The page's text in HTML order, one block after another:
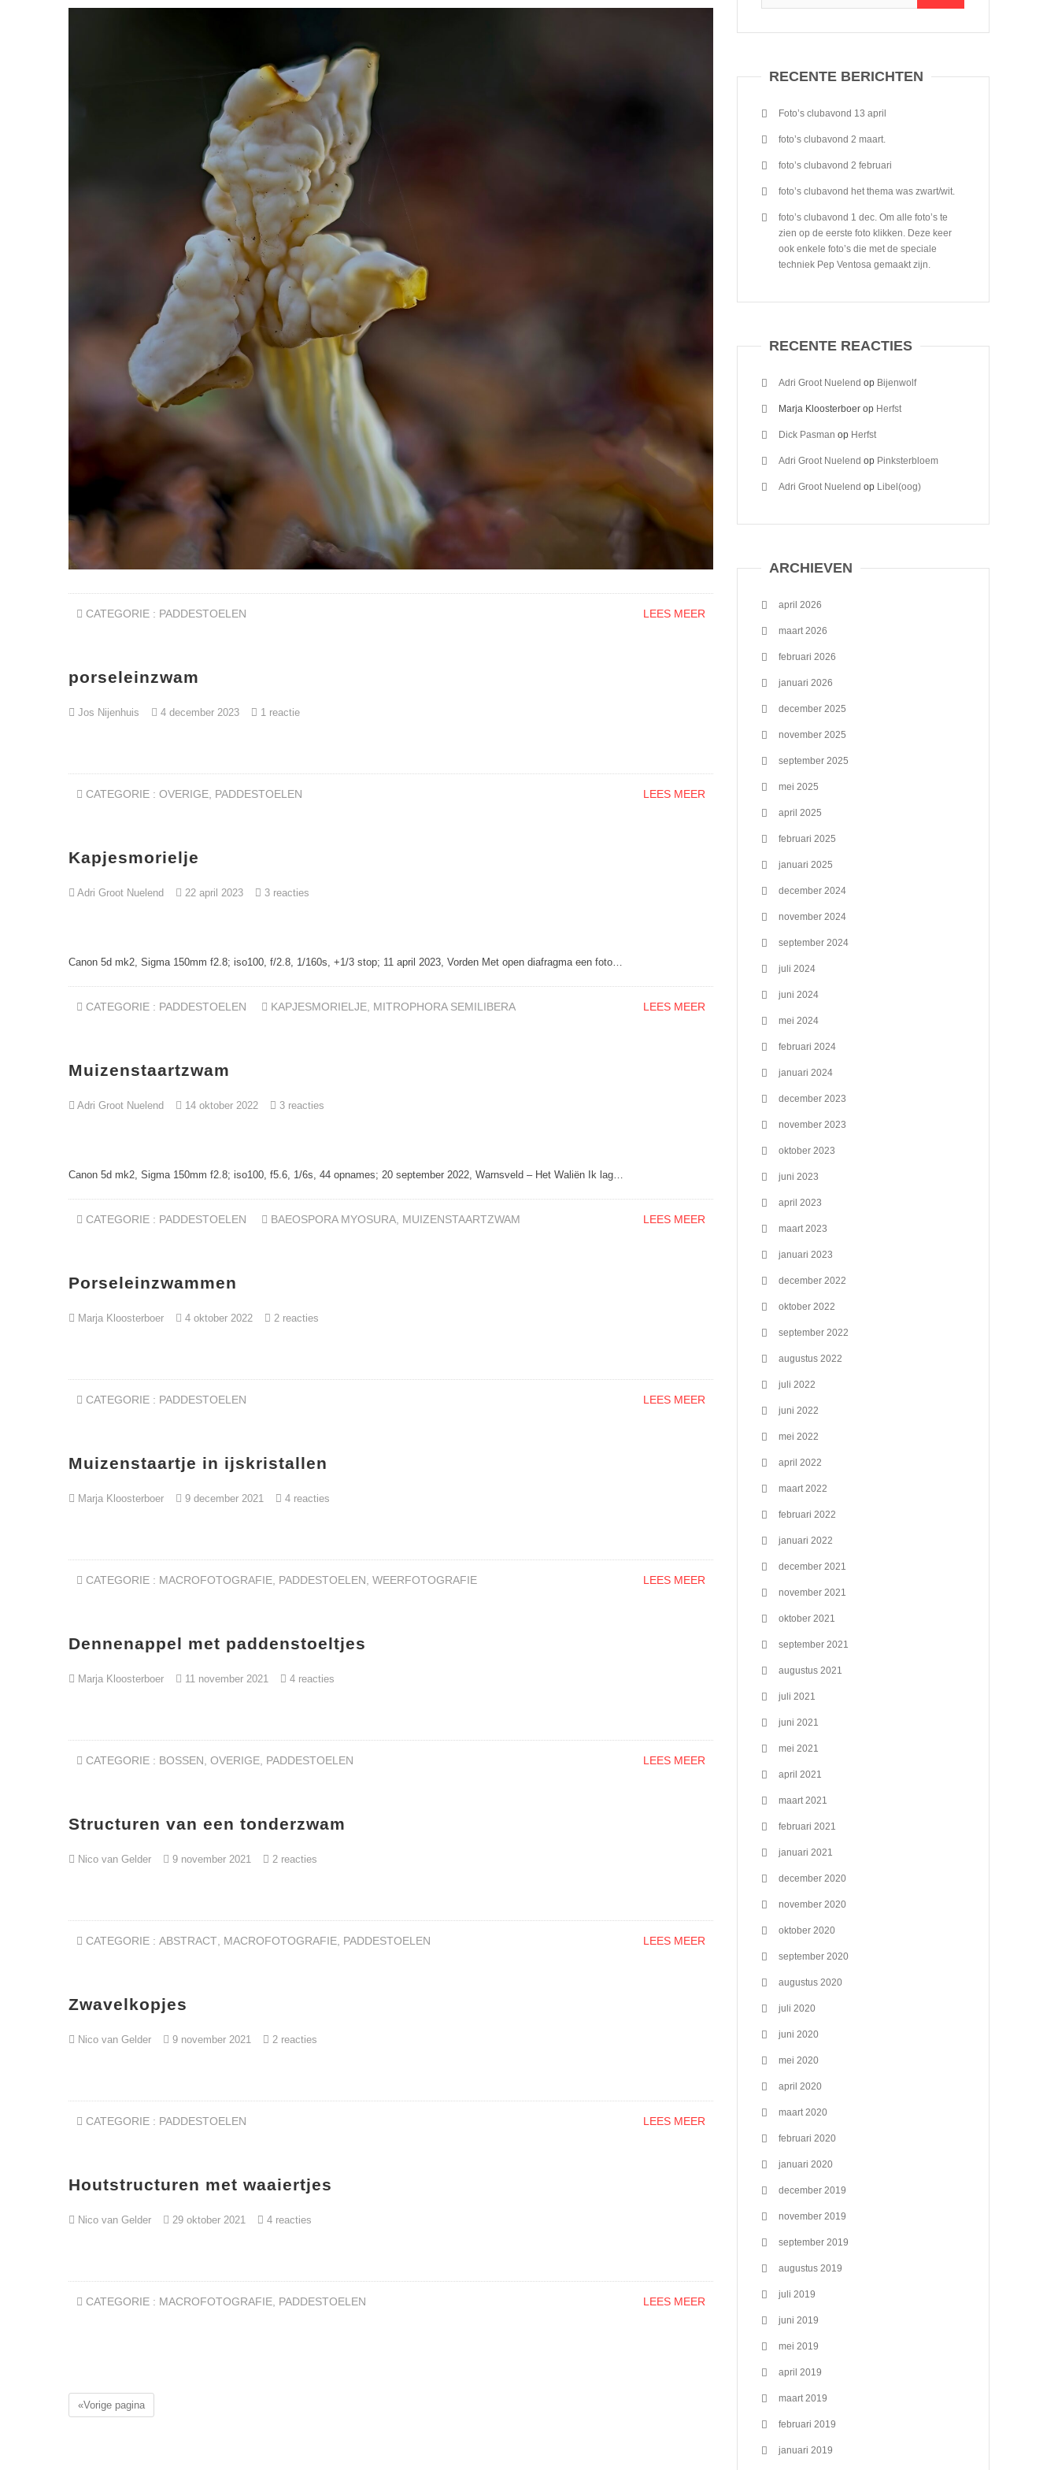
CATEGORIE : PADDESTOELEN LEES MEER
porseleinzwam
Jos Nijenhuis 4 december 2023 1 reactie
CATEGORIE : OVERIGE, PADDESTOELEN LEES MEER
Kapjesmorielje
Adri Groot Nuelend 22 april 2023 3 reacties
Canon 5d mk2, Sigma 150mm f2.8; iso100, f/2.8, 1/160s, +1/3 stop; 11 april 2023, Vorden Met open diafragma een foto…
CATEGORIE : PADDESTOELEN KAPJESMORIELJE, MITROPHORA SEMILIBERA LEES MEER
Muizenstaartzwam
Adri Groot Nuelend 14 oktober 2022 3 reacties
Canon 5d mk2, Sigma 150mm f2.8; iso100, f5.6, 1/6s, 44 opnames; 20 september 2022, Warnsveld – Het Waliën Ik lag…
CATEGORIE : PADDESTOELEN BAEOSPORA MYOSURA, MUIZENSTAARTZWAM LEES MEER
Porseleinzwammen
Marja Kloosterboer 4 oktober 2022 2 reacties
CATEGORIE : PADDESTOELEN LEES MEER
Muizenstaartje in ijskristallen
Marja Kloosterboer 9 december 2021 4 reacties
CATEGORIE : MACROFOTOGRAFIE, PADDESTOELEN, WEERFOTOGRAFIE LEES MEER
Dennenappel met paddenstoeltjes
Marja Kloosterboer 11 november 2021 4 reacties
CATEGORIE : BOSSEN, OVERIGE, PADDESTOELEN LEES MEER
Structuren van een tonderzwam
Nico van Gelder 9 november 2021 2 reacties
CATEGORIE : ABSTRACT, MACROFOTOGRAFIE, PADDESTOELEN LEES MEER
Zwavelkopjes
Nico van Gelder 9 november 2021 2 reacties
CATEGORIE : PADDESTOELEN LEES MEER
Houtstructuren met waaiertjes
Nico van Gelder 29 oktober 2021 4 reacties
CATEGORIE : MACROFOTOGRAFIE, PADDESTOELEN LEES MEER
«Vorige pagina
RECENTE BERICHTEN
Foto’s clubavond 13 april
foto’s clubavond 2 maart.
foto’s clubavond 2 februari
foto’s clubavond het thema was zwart/wit.
foto’s clubavond 1 dec. Om alle foto’s te
zien op de eerste foto klikken. Deze keer
ook enkele foto’s die met de speciale
techniek Pep Ventosa gemaakt zijn.
RECENTE REACTIES
Adri Groot Nuelend op Bijenwolf
Marja Kloosterboer op Herfst
Dick Pasman op Herfst
Adri Groot Nuelend op Pinksterbloem
Adri Groot Nuelend op Libel(oog)
ARCHIEVEN
april 2026
maart 2026
februari 2026
januari 2026
december 2025
november 2025
september 2025
mei 2025
april 2025
februari 2025
januari 2025
december 2024
november 2024
september 2024
juli 2024
juni 2024
mei 2024
februari 2024
januari 2024
december 2023
november 2023
oktober 2023
juni 2023
april 2023
maart 2023
januari 2023
december 2022
oktober 2022
september 2022
augustus 2022
juli 2022
juni 2022
mei 2022
april 2022
maart 2022
februari 2022
januari 2022
december 2021
november 2021
oktober 2021
september 2021
augustus 2021
juli 2021
juni 2021
mei 2021
april 2021
maart 2021
februari 2021
januari 2021
december 2020
november 2020
oktober 2020
september 2020
augustus 2020
juli 2020
juni 2020
mei 2020
april 2020
maart 2020
februari 2020
januari 2020
december 2019
november 2019
september 2019
augustus 2019
juli 2019
juni 2019
mei 2019
april 2019
maart 2019
februari 2019
januari 2019